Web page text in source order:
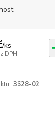
/ks
DPH
3628-02